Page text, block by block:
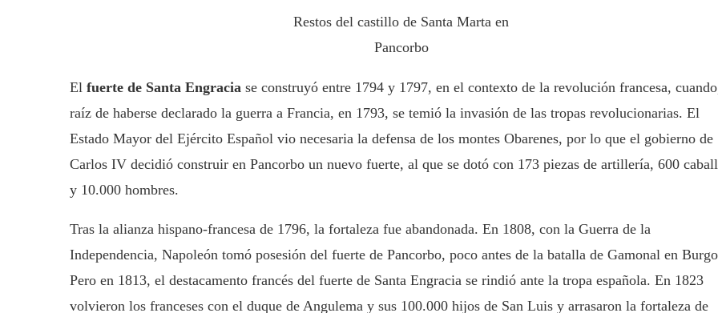
Restos del castillo de Santa Marta en
Pancorbo
El fuerte de Santa Engracia se construyó entre 1794 y 1797, en el contexto de la revolución francesa,
raíz de haberse declarado la guerra a Francia, en 1793, se temió la invasión de las tropas revolucionarias. El
Estado Mayor del Ejército Español vio necesaria la defensa de los montes Obarenes, por lo que el gobierno de
Carlos IV decidió construir en Pancorbo un nuevo fuerte, al que se dotó con 173 piezas de artillería, 600
y 10.000 hombres.
Tras la alianza hispano-francesa de 1796, la fortaleza fue abandonada. En 1808, con la Guerra de la
Independencia, Napoleón tomó posesión del fuerte de Pancorbo, poco antes de la batalla de Gamonal en
Pero en 1813, el destacamento francés del fuerte de Santa Engracia se rindió ante la tropa española. En 1823
volvieron los franceses con el duque de Angulema y sus 100.000 hijos de San Luis y arrasaron la fortaleza de